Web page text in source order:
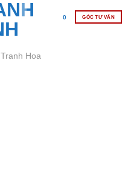
0 GÓC TƯ VẤN
Tranh Hoa